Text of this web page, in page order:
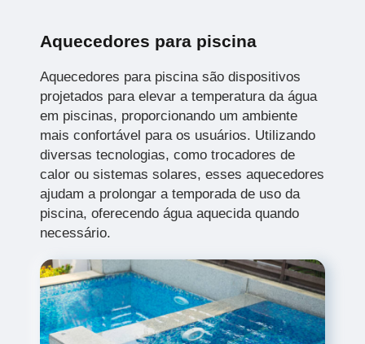
Aquecedores para piscina
Aquecedores para piscina são dispositivos
projetados para elevar a temperatura da água
em piscinas, proporcionando um ambiente
mais confortável para os usuários. Utilizando
diversas tecnologias, como trocadores de
calor ou sistemas solares, esses aquecedores
ajudam a prolongar a temporada de uso da
piscina, oferecendo água aquecida quando
necessário.